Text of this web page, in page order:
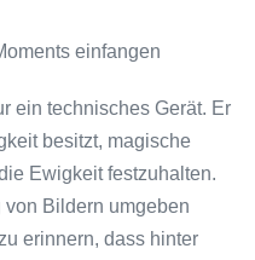
einfangen
ein technisches Gerät. Er
besitzt, magische
Ewigkeit festzuhalten.
von Bildern umgeben
erinnern, dass hinter